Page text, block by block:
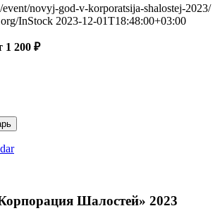
novyj-god-v-korporatsija-shalostej-2023/
InStock 2023-12-01T18:48:00+03:00
1 200 ₽
Шалостей» 2023